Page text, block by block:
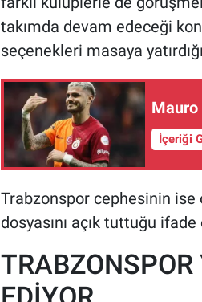
takımda devam edeceği
seçenekleri masaya
Mauro
İçeriği
Trabzonspor cephesinin
dosyasını açık tuttuğu